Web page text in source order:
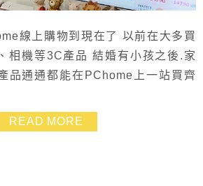
線上購物到現在了 以前在大多買
相機等3C產品 結婚有小孩之後.家
品通通都能在PChome上一站買齊
朋友的兒童用品都在PChome搞定
議.怎麼連罐頭都能在網路上買得
READ MORE